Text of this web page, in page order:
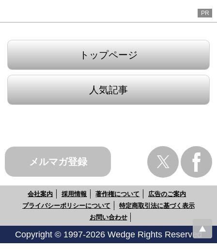
PR
トップページ
人気記事
メルマガ登録
会社案内 採用情報 著作権について
広告のご案内
プライバシーポリシーについて
特定商取引法に基づく表示
お問い合わせ
Copyright © 1997-2026 Wedge Rights Reserved